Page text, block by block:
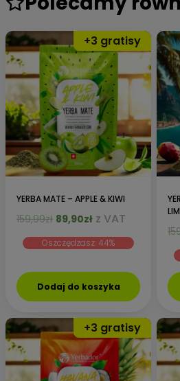
YERBA MATE – APPLE & KIWI
159,99zł Pierwotna
wynosiła:
89,90złAktualna
wynosi:
z VAT
Oszczędzasz: 44%
Dodaj do koszyka